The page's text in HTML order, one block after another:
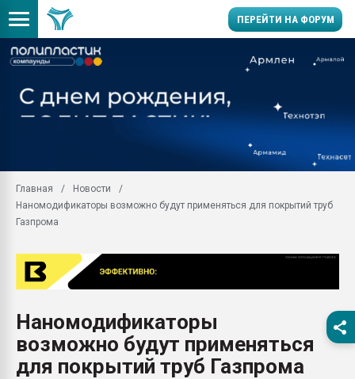
ПЕРЕЙТИ НА ФОРУМ
Вакуум-формовочные
ближайшее
28.07.2026
Всё, что касается
вакуумного
Продам отходы
поликарбоната и АБС-
Armaloy PC/ABS-1IM
Главная
Новости
Наномодификаторы возможно будут применяться для покрытий труб
Газпрома
Наномодификаторы
возможно будут применяться
для покрытий труб Газпрома